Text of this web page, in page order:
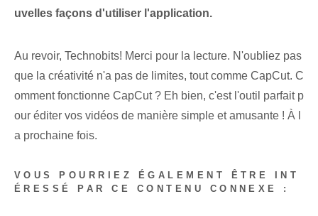
uvelles façons d'utiliser l'application.
Au revoir, Technobits! Merci pour la lecture. N'oubliez pas
que la créativité n'a pas de limites, tout comme CapCut. C
omment fonctionne CapCut ? Eh bien, c'est l'outil parfait p
our éditer vos vidéos de manière simple et amusante ! À l
a prochaine fois.
VOUS POURRIEZ ÉGALEMENT ÊTRE INT
ÉRESSÉ PAR CE CONTENU CONNEXE :